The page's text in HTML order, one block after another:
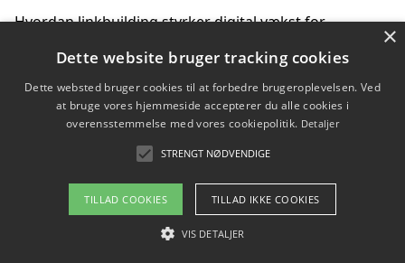
Hvordan linkbuilding styrker digital vækst for
Sådan har udviklingen inden for genbrug af elektronik
ændret sig
Copyright 2026 - Pilanto Aps
Om / kontakt
×
Dette website bruger tracking cookies
Dette websted bruger cookies til at forbedre brugeroplevelsen. Ved
at bruge vores hjemmeside accepterer du alle cookies i
overensstemmelse med vores cookiepolitik. Detaljer
STRENGT NØDVENDIGE
TILLAD COOKIES TILLAD IKKE COOKIES
VIS DETALJER